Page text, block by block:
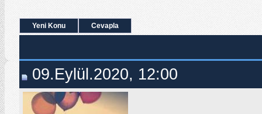
Yeni Konu Cevapla
09.Eylül.2020, 12:00